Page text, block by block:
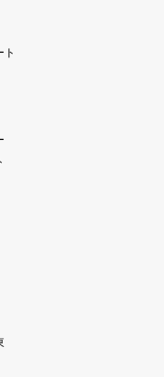
ト